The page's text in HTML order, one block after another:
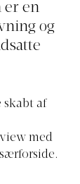
er en
og
skabt af
med